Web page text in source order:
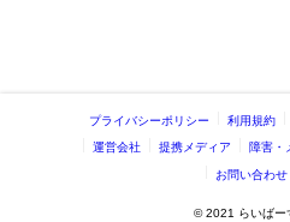
プライバシーポリシー 利用規約
運営会社 提携メディア 障害・
お問い合わせ
©️ 2021 らいばー